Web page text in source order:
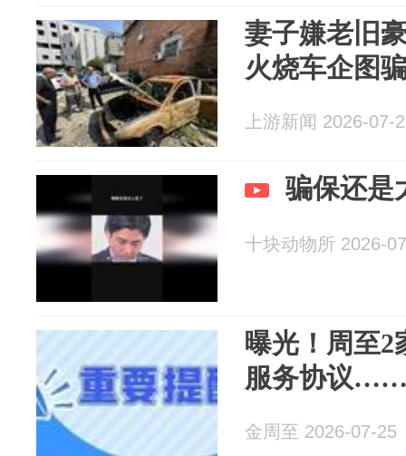
妻子嫌老旧
火烧车企图
上游新闻 2026-07-
骗保还是
十块动物所 2026-
曝光！周至2
服务协议
金周至 2026-07-25